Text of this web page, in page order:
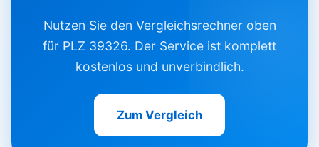
Nutzen Sie den Vergleichsrechner oben
für PLZ 39326. Der Service ist komplett
kostenlos und unverbindlich.
Zum Vergleich